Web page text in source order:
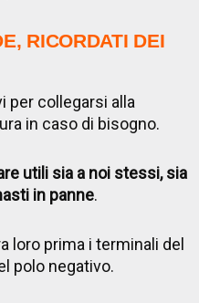
RICORDATI DEI
per collegarsi alla
in caso di bisogno.
utili sia a noi stessi, sia
in panne.
loro prima i terminali del
polo negativo.